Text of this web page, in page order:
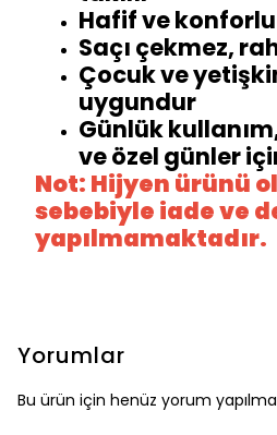
Hafif ve konforlu
Saçı çekmez,
Çocuk ve
uygundur
Günlük
ve özel günler
Not: Hijyen ürünü
sebebiyle iade ve
yapılmamaktadır.
Yorumlar
Bu ürün için henüz yorum